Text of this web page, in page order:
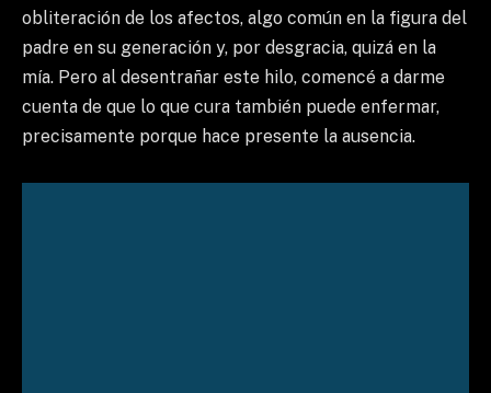
obliteración de los afectos, algo común en la figura del
padre en su generación y, por desgracia, quizá en la
mía. Pero al desentrañar este hilo, comencé a darme
cuenta de que lo que cura también puede enfermar,
precisamente porque hace presente la ausencia.